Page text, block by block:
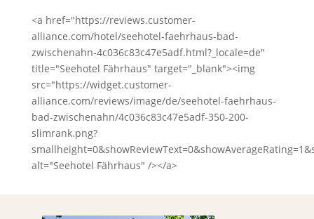
<a href="https://reviews.customer-
alliance.com/hotel/seehotel-faehrhaus-bad-
zwischenahn-4c036c83c47e5adf.html?_locale=de"
title="Seehotel Fährhaus" target="_blank"><img
src="https://widget.customer-
alliance.com/reviews/image/de/seehotel-faehrhaus-
bad-zwischenahn/4c036c83c47e5adf-350-200-
slimrank.png?
alt="Seehotel Fährhaus" /></a>